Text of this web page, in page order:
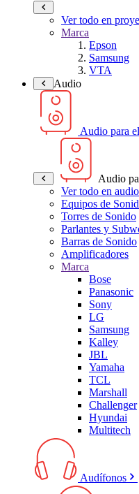
Ver todo en
Marca
Epson
Samsung
VTA
Audio
Audio para
Audio
Ver todo en
Equipos de
Torres de Sonido
Parlantes y
Barras de Sonido
Amplificadores
Marca
Bose
Panasonic
Sony
LG
Samsung
Kalley
JBL
Yamaha
TCL
Marshall
Challenger
Hyundai
Multitech
Audífonos